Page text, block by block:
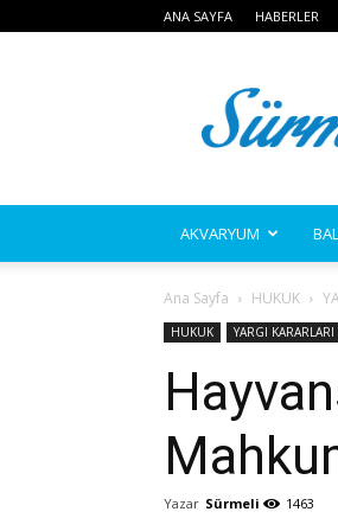
ANA SAYFA HABERLER
AKVARYUM
Ana Sayfa HUKUK
HUKUK YARGI
Yazar Sürmeli 1463